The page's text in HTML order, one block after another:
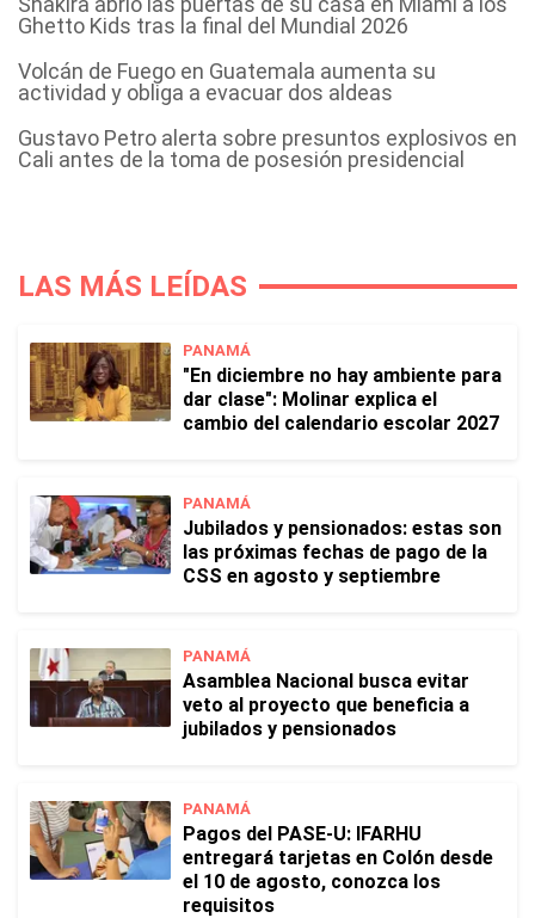
Ghetto Kids tras la final del Mundial 2026
Volcán de Fuego en Guatemala aumenta su
actividad y obliga a evacuar dos aldeas
Gustavo Petro alerta sobre presuntos explosivos en
Cali antes de la toma de posesión presidencial
LAS MÁS LEÍDAS
PANAMÁ
"En diciembre no hay ambiente para
dar clase": Molinar explica el
cambio del calendario escolar 2027
PANAMÁ
Jubilados y pensionados: estas son
las próximas fechas de pago de la
CSS en agosto y septiembre
PANAMÁ
Asamblea Nacional busca evitar
veto al proyecto que beneficia a
jubilados y pensionados
PANAMÁ
Pagos del PASE-U: IFARHU
entregará tarjetas en Colón desde
el 10 de agosto, conozca los
requisitos